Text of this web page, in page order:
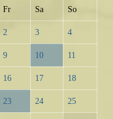
Fr Sa So
2 3 4
9 10 11
16 17 18
23 24 25